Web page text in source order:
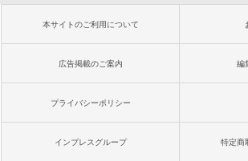
本サイトのご利用について
広告掲載のご案内 編
プライバシーポリシー
インプレスグループ 特定商